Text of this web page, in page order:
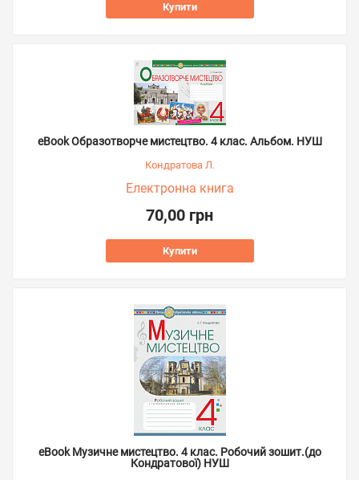
Купити
eBook Образотворче мистецтво. 4 клас. Альбом. НУШ
Кондратова Л.
Електронна книга
70,00 грн
Купити
eBook Музичне мистецтво. 4 клас. Робочий зошит.(до
Кондратової) НУШ